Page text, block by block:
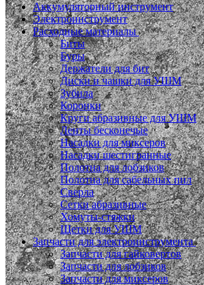
Аккумуляторный инструмент
Электроинструмент
Расходные материалы
Биты
Буры
Держатели для бит
Диски и чашки для УШМ
Зубила
Коронки
Круги абразивные для УШМ
Ленты бесконечые
Насадки для миксеров
Насадки шестигранные
Полотна для лобзиков
Полотна для сабельных пил
Сверла
Сетки абразивные
Хомуты-стяжки
Щетки для УШМ
Запчасти для электроинструмента
Запчасти для гайковертов
Запчасти для лобзиков
Запчасти для миксеров